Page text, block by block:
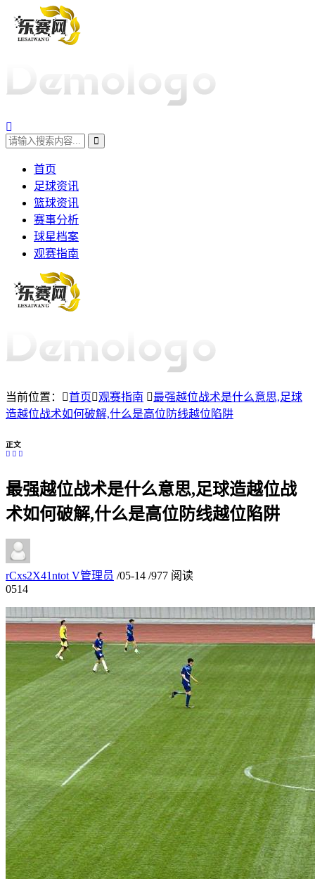
首页
足球资讯
篮球资讯
赛事分析
球星档案
观赛指南
当前位置： 首页 观赛指南
最强越位战术是什么意思,足球
造越位战术如何破解,什么是高位防线越位陷阱
正文
最强越位战术是什么意思,足球造越位战
术如何破解,什么是高位防线越位陷阱
rCxs2X41ntot V管理员 /05-14 /977 阅读
0514